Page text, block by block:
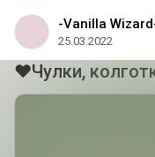
-Vanilla
25.03.2022
❤Чулки,